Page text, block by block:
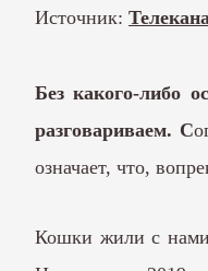
Источник:
Без какого-либо
разговариваем. С
означает, что,
Кошки жили с нами